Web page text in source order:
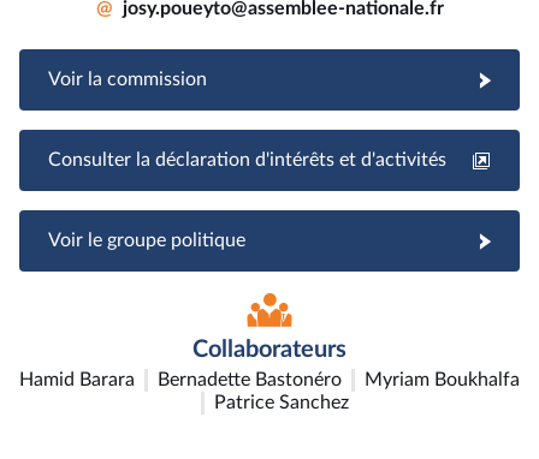
@ josy.poueyto@assemblee-nationale.fr
Voir la commission
Consulter la déclaration d'intérêts et d'activités
Voir le groupe politique
Collaborateurs
Hamid Barara Bernadette Bastonéro
Myriam Boukhalfa
Patrice Sanchez